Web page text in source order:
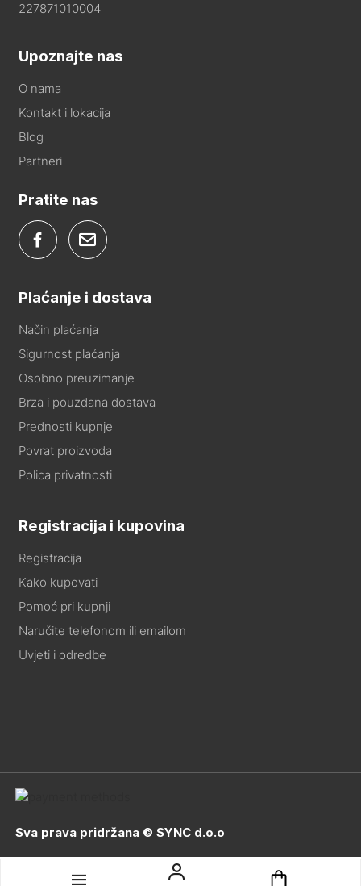
227871010004
Upoznajte nas
O nama
Kontakt i lokacija
Blog
Partneri
Pratite nas
Plaćanje i dostava
Način plaćanja
Sigurnost plaćanja
Osobno preuzimanje
Brza i pouzdana dostava
Prednosti kupnje
Povrat proizvoda
Polica privatnosti
Registracija i kupovina
Registracija
Kako kupovati
Pomoć pri kupnji
Naručite telefonom ili emailom
Uvjeti i odredbe
Sva prava pridržana © SYNC d.o.o